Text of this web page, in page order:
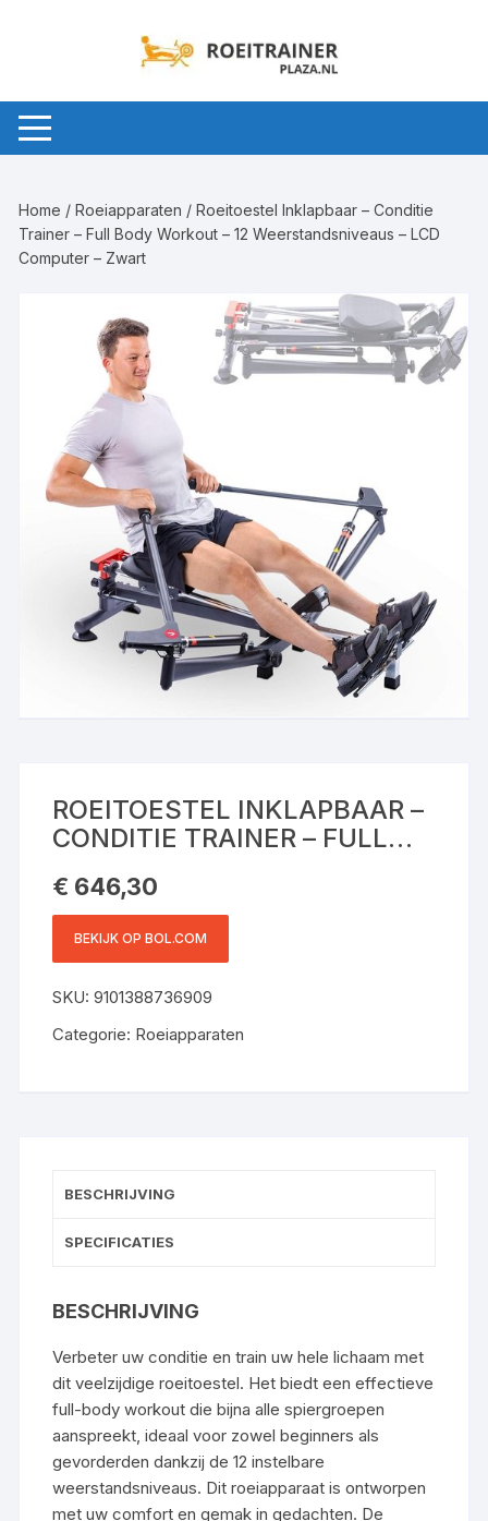
Home /Roeiapparaten / Roeitoestel Inklapbaar – Conditie
Trainer – Full Body Workout – 12 Weerstandsniveaus – LCD
Computer – Zwart
ROEITOESTEL INKLAPBAAR –
CONDITIE TRAINER – FULL
WEERSTANDSNIVEAUS – LCD
COMPUTER – ZWART
€ 646,30
BEKIJK OP BOL.COM
SKU:9101388736909
Categorie: Roeiapparaten
BESCHRIJVING
SPECIFICATIES
BESCHRIJVING
Verbeter uw conditie en train uw hele lichaam met
dit veelzijdige roeitoestel. Het biedt een effectieve
full-body workout die bijna alle spiergroepen
aanspreekt, ideaal voor zowel beginners als
gevorderden dankzij de 12 instelbare
weerstandsniveaus. Dit roeiapparaat is ontworpen
met uw comfort en gemak in gedachten. De